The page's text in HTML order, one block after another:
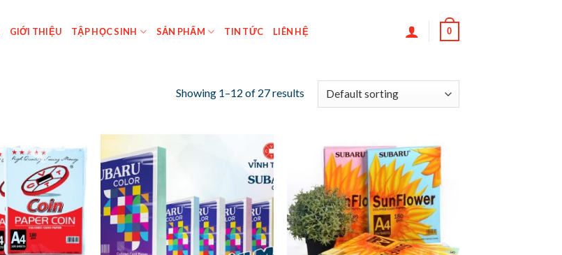
GIỚI THIỆU TẬP HỌC SINH SẢN PHẨM TIN TỨC LIÊN HỆ 0
Showing 1–12 of 27 results